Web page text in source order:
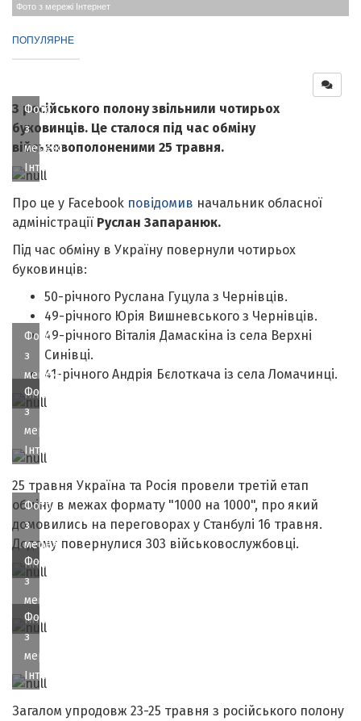
Фото з мережі Інтернет
ПОПУЛЯРНЕ
З російського полону звільнили чотирьох
буковинців. Це сталося під час обміну
військовополоненими 25 травня.
Фото
з
мережі
Інтернет
Про це у Facebook повідомив начальник обласної
адміністрації Руслан Запаранюк.
Під час обміну в Україну повернули чотирьох
буковинців:
50-річного Руслана Гуцула з Чернівців.
49-річного Юрія Вишневського з Чернівців.
49-річного Віталія Дамаскіна із села Верхні
Синівці.
41-річного Андрія Бєлоткача із села Ломачинці.
Фото
з
мережі
Інтернет
Фото
з
мережі
Інтернет
25 травня Україна та Росія провели третій етап
обміну в межах формату "1000 на 1000", про який
домовились на переговорах у Станбулі 16 травня.
Додому повернулися 303 військовослужбовці.
Фото
з
мережі
Інтернет
Фото
з
мережі
Інтернет
Фото
з
мережі
Інтернет
Загалом упродовж 23-25 травня з російського полону